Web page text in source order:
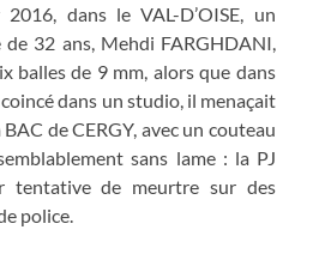
dans le VAL-D’OISE, un
32 ans, Mehdi FARGHDANI,
balles de 9 mm, alors que dans
dans un studio, il menaçait
de CERGY, avec un couteau
sans lame : la PJ
tentative de meurtre sur des
police.